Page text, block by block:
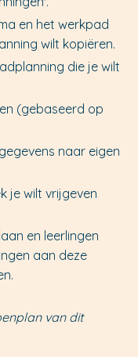
en het werkpad
wilt kopiëren.
die je wilt
(gebaseerd op
naar eigen
je wilt vrijgeven
en leerlingen
aan deze
van dit